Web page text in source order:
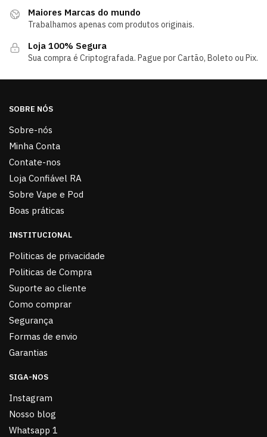
Maiores Marcas do mundo
Trabalhamos apenas com produtos originais.
Loja 100% Segura
Sua compra é Criptografada. Pague por Cartão, Boleto ou Pix.
SOBRE NÓS
Sobre-nós
Minha Conta
Contate-nos
Loja Confiável RA
Sobre Vape e Pod
Boas práticas
INSTITUCIONAL
Politicas de privacidade
Politicas de Compra
Suporte ao cliente
Como comprar
Segurança
Formas de envio
Garantias
SIGA-NOS
Instagram
Nosso blog
Whatsapp 1